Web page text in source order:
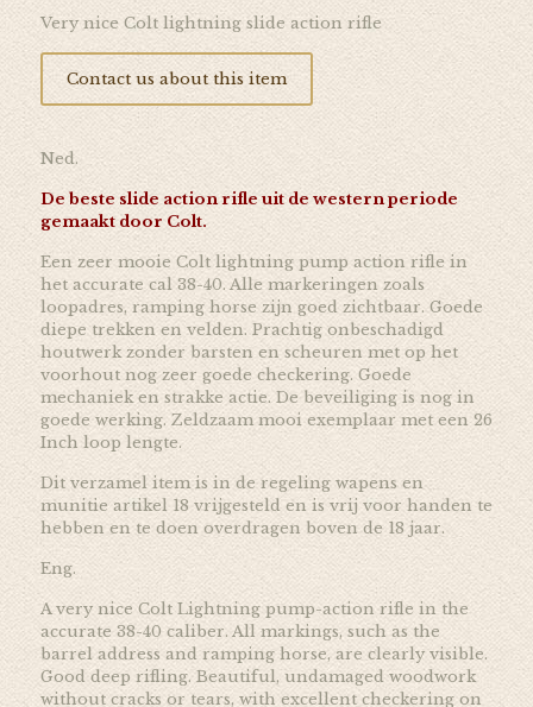
Very nice Colt lightning slide action rifle
Contact us about this item
Ned.
De beste slide action rifle uit de western periode
gemaakt door Colt.
Een zeer mooie Colt lightning pump action rifle in
het accurate cal 38-40. Alle markeringen zoals
loopadres, ramping horse zijn goed zichtbaar. Goede
diepe trekken en velden. Prachtig onbeschadigd
houtwerk zonder barsten en scheuren met op het
voorhout nog zeer goede checkering. Goede
mechaniek en strakke actie. De beveiliging is nog in
goede werking. Zeldzaam mooi exemplaar met een 26
Inch loop lengte.
Dit verzamel item is in de regeling wapens en
munitie artikel 18 vrijgesteld en is vrij voor handen te
hebben en te doen overdragen boven de 18 jaar.
Eng.
A very nice Colt Lightning pump-action rifle in the
accurate 38-40 caliber. All markings, such as the
barrel address and ramping horse, are clearly visible.
Good deep rifling. Beautiful, undamaged woodwork
without cracks or tears, with excellent checkering on